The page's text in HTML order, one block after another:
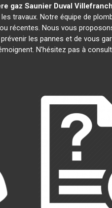
gaz Saunier Duval
travaux. Notre équipe de
récentes. Nous vous
les pannes et de vous
N'hésitez pas à